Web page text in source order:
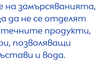
на замърсяванията,
да не се отделят
продукти,
позволяващи
и вода.